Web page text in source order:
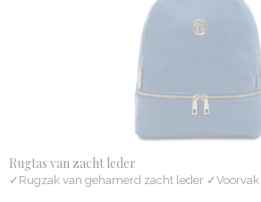
Rugtas van zacht leder
✓Rugzak van gehamerd zacht leder ✓Voorvak